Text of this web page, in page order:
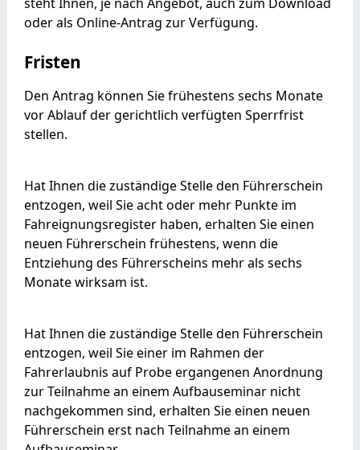
oder als Online-Antrag zur Verfügung.
Fristen
Den Antrag können Sie frühestens sechs Monate
vor Ablauf der gerichtlich verfügten Sperrfrist
stellen.
Hat Ihnen die zuständige Stelle den Führerschein
entzogen, weil Sie acht oder mehr Punkte im
Fahreignungsregister haben, erhalten Sie einen
neuen Führerschein frühestens, wenn die
Entziehung des Führerscheins mehr als sechs
Monate wirksam ist.
Hat Ihnen die zuständige Stelle den Führerschein
entzogen, weil Sie einer im Rahmen der
Fahrerlaubnis auf Probe ergangenen Anordnung
zur Teilnahme an einem Aufbauseminar nicht
nachgekommen sind, erhalten Sie einen neuen
Führerschein erst nach Teilnahme an einem